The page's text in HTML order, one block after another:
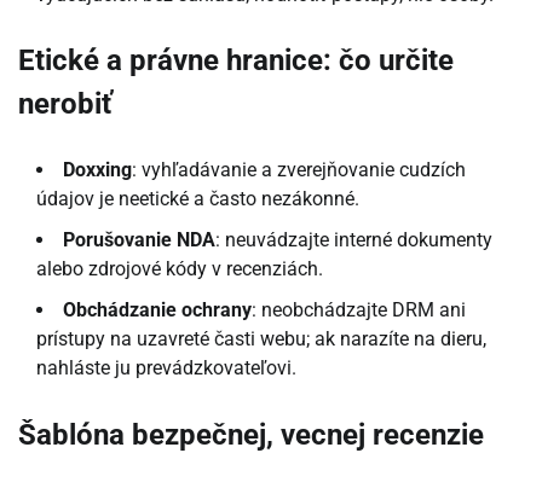
Etické a právne hranice: čo určite
nerobiť
Doxxing: vyhľadávanie a zverejňovanie cudzích
údajov je neetické a často nezákonné.
Porušovanie NDA: neuvádzajte interné dokumenty
alebo zdrojové kódy v recenziách.
Obchádzanie ochrany: neobchádzajte DRM ani
prístupy na uzavreté časti webu; ak narazíte na dieru,
nahláste ju prevádzkovateľovi.
Šablóna bezpečnej, vecnej recenzie